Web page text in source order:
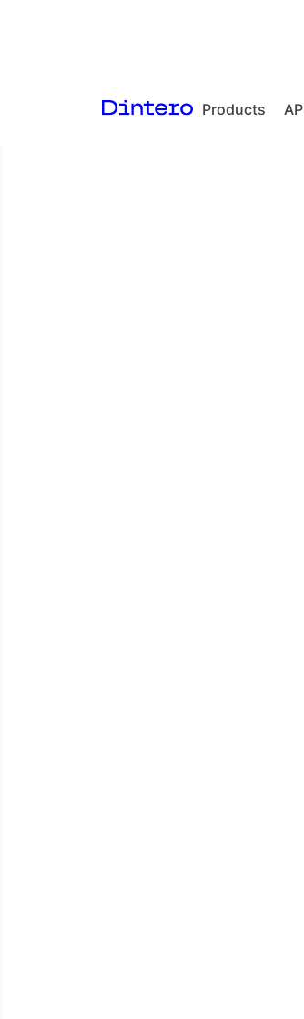
Products
<- Back to articles